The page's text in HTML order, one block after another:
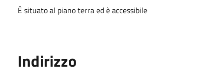
È situato al piano terra ed è accessibile
Indirizzo